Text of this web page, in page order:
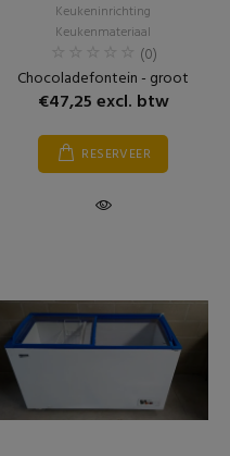
Keukeninrichting
Keukenmateriaal
(0)
Chocoladefontein - groot
€47,25 excl. btw
RESERVEER